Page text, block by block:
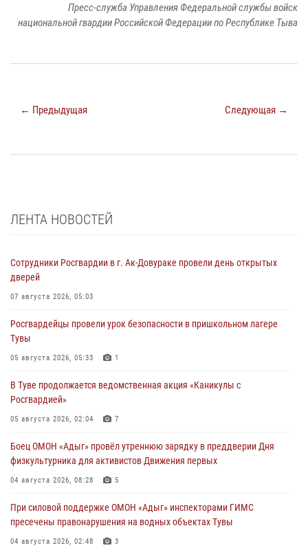
Пресс-служба Управления Федеральной службы войск
национальной гвардии Российской Федерации по Республике Тыва
← Предыдущая Следующая →
ЛЕНТА НОВОСТЕЙ
Сотрудники Росгвардии в г. Ак-Довураке провели день открытых
дверей
07 августа 2026, 05:03
Росгвардейцы провели урок безопасности в пришкольном лагере
Тувы
05 августа 2026, 05:33 1
В Туве продолжается ведомственная акция «Каникулы с
Росгвардией»
05 августа 2026, 02:04 7
Боец ОМОН «Адыг» провёл утреннюю зарядку в преддверии Дня
физкультурника для активистов Движения первых
04 августа 2026, 08:28 5
При силовой поддержке ОМОН «Адыг» инспекторами ГИМС
пресечены правонарушения на водных объектах Тувы
04 августа 2026, 02:48 3